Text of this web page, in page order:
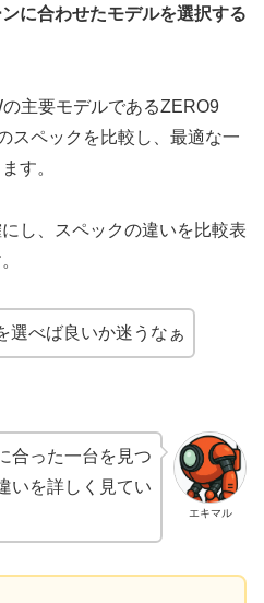
に合わせたモデルを選択する
主要モデルであるZERO9
スペックを比較し、最適な一
す。
し、スペックの違いを比較表
選べば良いか迷うなぁ
エキマル
合った一台を見つ
いを詳しく見てい